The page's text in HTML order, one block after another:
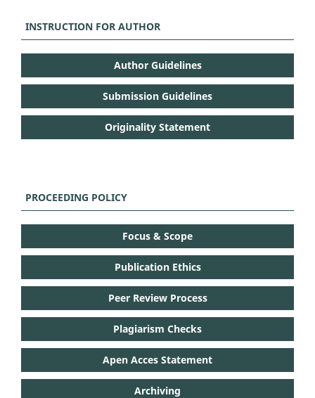
INSTRUCTION FOR AUTHOR
Author Guidelines
Submission Guidelines
Originality Statement
PROCEEDING POLICY
Focus & Scope
Publication Ethics
Peer Review Process
Plagiarism Checks
Apen Acces Statement
Archiving